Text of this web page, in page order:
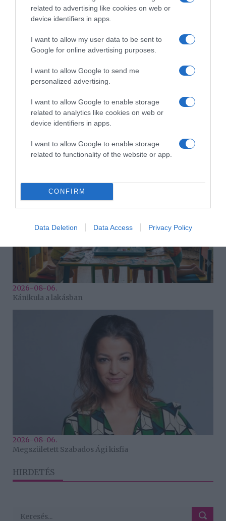
related to advertising like cookies on web or
device identifiers in apps.
I want to allow my user data to be sent to
Google for online advertising purposes.
I want to allow Google to send me
personalized advertising.
I want to allow Google to enable storage
related to analytics like cookies on web or
device identifiers in apps.
I want to allow Google to enable storage
related to functionality of the website or app.
CONFIRM
Data Deletion Data Access Privacy Policy
Ahány ház, annyi hűsítő
2026-08-06.
Kánikula a lakásban
2026-08-06.
Megszületett Szabados Ági kisfia
HIRDETÉS